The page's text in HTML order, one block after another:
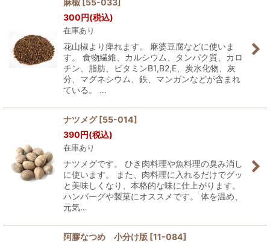
麻椒 [55-033]
300円(税込)
在庫あり
花山椒より痺れます。 麻婆豆腐などに使いま
す。 食物繊維、カルシウム、タンパク質、カロ
チン、脂肪、ビタミンB1,B2,E、炭水化物、灰
分、マグネシウム、鉄、マンガンなどが含まれ
ている。 …
ナツメグ [55-014]
390円(税込)
在庫あり
ナツメグです。 ひき肉料理や魚料理の臭み消し
に使います。 また、肉料理に入れるだけでグッ
と美味しくなり、本格的な味に仕上がります。
ハンバーグや製菓にオススメです。 体を温め、
元気…
阿膠なつめ 小分け版 [11-084]